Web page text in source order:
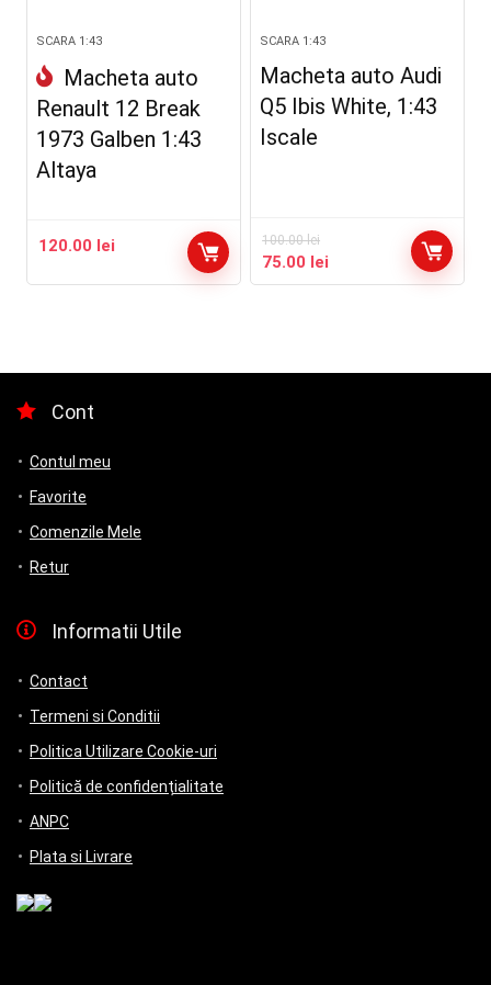
SCARA 1:43
Macheta auto
Renault 12 Break
1973 Galben 1:43
Altaya
120.00 lei
SCARA 1:43
Macheta auto Audi
Q5 Ibis White, 1:43
Iscale
100.00lei
Prețul
inițial
75.00 lei
curent
Cont
Contul meu
Favorite
Comenzile Mele
Retur
Informatii Utile
Contact
Termeni si Conditii
Politica Utilizare Cookie-uri
Politică de confidențialitate
ANPC
Plata si Livrare